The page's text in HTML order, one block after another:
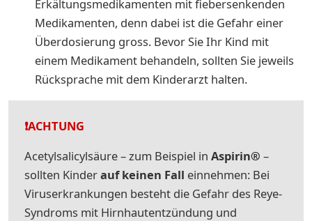
Erkältungsmedikamenten mit fiebersenkenden
Medikamenten, denn dabei ist die Gefahr einer
Überdosierung gross. Bevor Sie Ihr Kind mit
einem Medikament behandeln, sollten Sie jeweils
Rücksprache mit dem Kinderarzt halten.
❗️ACHTUNG
Acetylsalicylsäure – zum Beispiel in Aspirin® –
sollten Kinderauf keinen Fall einnehmen: Bei
Viruserkrankungen besteht die Gefahr des Reye-
Syndroms mit Hirnhautentzündung und